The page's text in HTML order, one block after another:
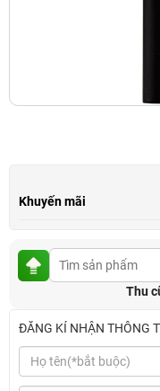
Khuyến mãi
Thu
ĐĂNG KÍ NHẬN THÔNG